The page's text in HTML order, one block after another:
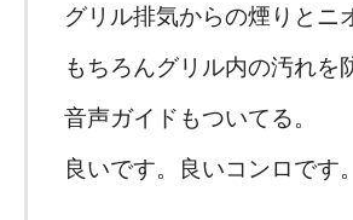
グリル排気からの煙りとニ
もちろんグリル内の汚れを
音声ガイドもついてる。
良いです。良いコンロです。